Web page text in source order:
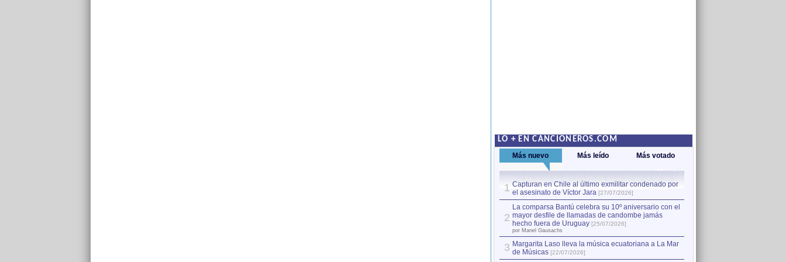
LO + EN CANCIONEROS.COM
Más nuevo Más leído Más votado
1 Capturan en Chile al último exmilitar condenado por
el asesinato de Víctor Jara [27/07/2026]
2
La comparsa Bantú celebra su 10º aniversario con el
mayor desfile de llamadas de candombe jamás
hecho fuera de Uruguay [25/07/2026]
por Manel Gausachs
3 Margarita Laso lleva la música ecuatoriana a La Mar
de Músicas [22/07/2026]